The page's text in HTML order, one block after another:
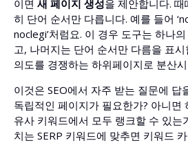
이면 새 페이지 생성을 제안합니다.
히 단어 순서만 다릅니다. 예를 들어
noclegi’처럼요. 이 경우 도구는 하나
고, 나머지는 단어 순서만 다름을 표
의도를 경쟁하는 하위페이지로 분산
이것은 SEO에서 자주 받는 질문에 답
독립적인 페이지가 필요한가? 아니면
유사 키워드에서 모두 랭크할 수 있는
치는 SERP 키워드에 맞추면 키워드